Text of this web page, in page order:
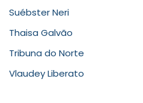
Suébster Neri
Thaisa Galvão
Tribuna do Norte
Vlaudey Liberato